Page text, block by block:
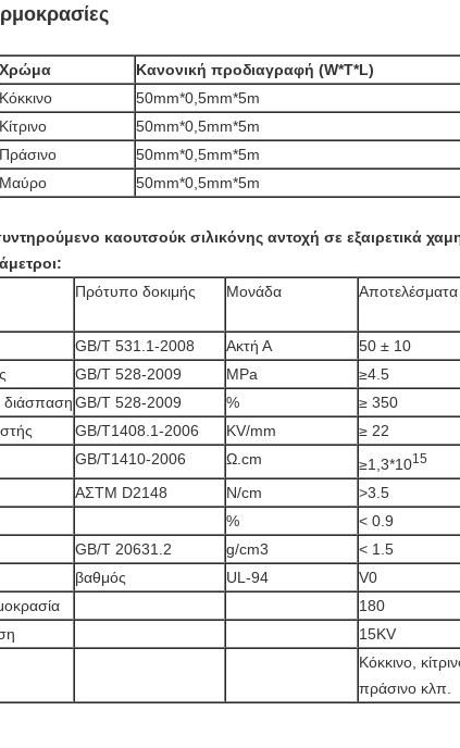
Χρώμα
Κανονική προδιαγραφή (W*T*L)
Κόκκινο
50mm*0,5mm*5m
Κίτρινο
50mm*0,5mm*5m
Πράσινο
50mm*0,5mm*5m
Μαύρο 50mm*0,5mm*5m
καουτσούκ σιλικόνης αντοχή σε εξαιρετικά
Πρότυπο δοκιμής Μονάδα Αποτελέσματα
GB/T 531.1-2008 Ακτή Α
50 ± 10
GB/T 528-2009 MPa
≥4.5
διάσπασηGB/T 528-2009 %
≥ 350
GB/T1408.1-2006 KV/mm
≥ 22
GB/T1410-2006 Ω.cm ≥1,3*1015
ΑΣTM D2148 Ν/cm
>3.5
%
< 0.9
GB/T 20631.2 g/cm3
< 1.5
βαθμός UL-94
V0
180
15KV
Κόκκινο,
πράσινο κλπ.